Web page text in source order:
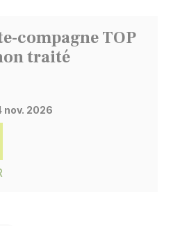
compagne TOP
traité
nov. 2026